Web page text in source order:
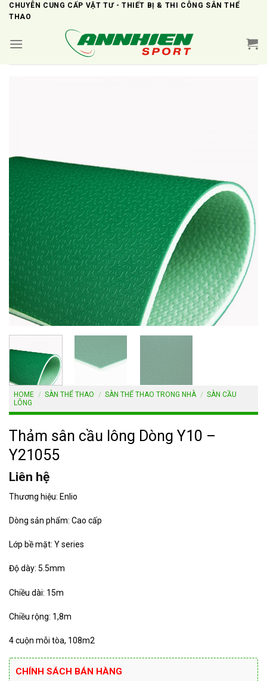
SkipCHUYÊN CUNG CẤP VẬT TƯ - THIẾT BỊ & THI CÔNG SÂN THỂ
THAO
HOME / SÀN THỂ THAO / SÀN THỂ THAO TRONG NHÀ / SÀN CẦU
LÔNG
Thảm sân cầu lông Dòng Y10 –
Y21055
Liên hệ
Thương hiệu: Enlio
Dòng sản phẩm: Cao cấp
Lớp bề mặt: Y series
Độ dày: 5.5mm
Chiều dài: 15m
Chiều rộng: 1,8m
4 cuộn mỗi tòa, 108m2
CHÍNH SÁCH BÁN HÀNG